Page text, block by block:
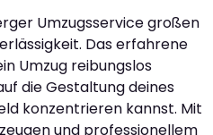
Umzugsservice großen
Das erfahrene
Umzug reibungslos
die Gestaltung deines
konzentrieren kannst. Mit
und professionellem